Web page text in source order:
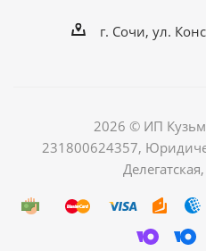
г. Сочи, ул.
2026 © ИП
231800624357,